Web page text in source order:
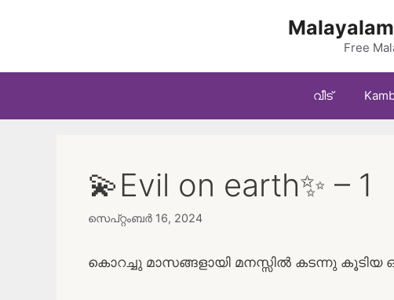
Free
വീട്
💫Evil on earth✨ – 1
സെപ്റ്റംബർ 16, 2024
കൊറച്ചു മാസങ്ങളായി മനസ്സിൽ കടന്നു കൂടിയ